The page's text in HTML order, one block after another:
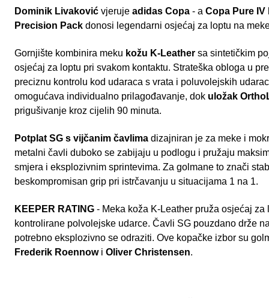
Dominik Livaković vjeruje adidas Copa - a Copa Pure IV
Precision Pack donosi legendarni osjećaj za loptu na
Gornjište kombinira meku kožu K-Leather sa sintetičkim
osjećaj za loptu pri svakom kontaktu. Strateška obloga u
preciznu kontrolu kod udaraca s vrata i poluvolejskih
omogućava individualno prilagođavanje, dok uložak
prigušivanje kroz cijelih 90 minuta.
Potplat SG s vijčanim čavlima dizajniran je za meke i
metalni čavli duboko se zabijaju u podlogu i pružaju
smjera i eksplozivnim sprintevima. Za golmane to znači
beskompromisan grip pri istrčavanju u situacijama 1 na 1.
KEEPER RATING - Meka koža K-Leather pruža osjećaj
kontrolirane polvolejske udarce. Čavli SG pouzdano drže
potrebno eksplozivno se odraziti. Ove kopačke izbor su
Frederik Roennowi Oliver Christensen.